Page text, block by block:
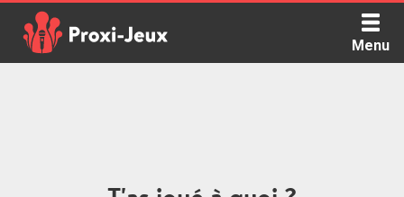
content
Menu